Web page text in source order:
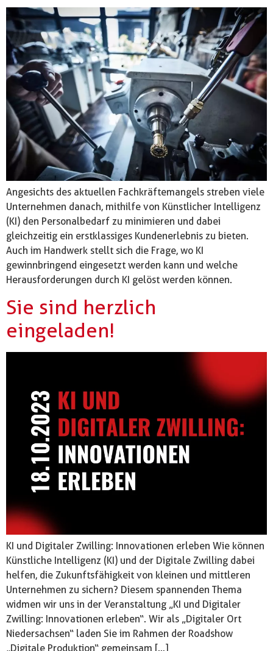
Angesichts des aktuellen Fachkräftemangels streben viele
Unternehmen danach, mithilfe von Künstlicher Intelligenz
(KI) den Personalbedarf zu minimieren und dabei
gleichzeitig ein erstklassiges Kundenerlebnis zu bieten.
Auch im Handwerk stellt sich die Frage, wo KI
gewinnbringend eingesetzt werden kann und welche
Herausforderungen durch KI gelöst werden können.
Sie sind herzlich
eingeladen!
KI und Digitaler Zwilling: Innovationen erleben Wie können
Künstliche Intelligenz (KI) und der Digitale Zwilling dabei
helfen, die Zukunftsfähigkeit von kleinen und mittleren
Unternehmen zu sichern? Diesem spannenden Thema
widmen wir uns in der Veranstaltung „KI und Digitaler
Zwilling: Innovationen erleben“. Wir als „Digitaler Ort
Niedersachsen“ laden Sie im Rahmen der Roadshow
„Digitale Produktion“ gemeinsam […]